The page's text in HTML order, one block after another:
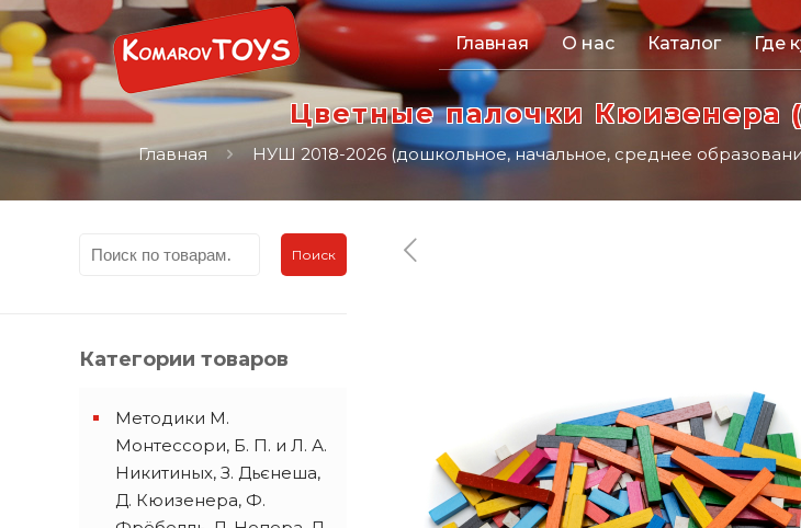
Главная О нас Каталог Где
Цветные палочки Кюизенера
Главная НУШ 2018-2026 (дошкольное, начальное, среднее
Поиск
Категории товаров
Методики М.
Монтессори, Б. П. и Л. А.
Никитиных, З. Дьєнеша,
Д. Кюизенера, Ф.